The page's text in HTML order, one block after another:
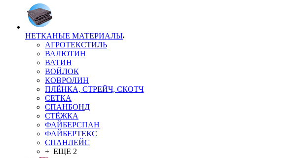
НЕТКАНЫЕ МАТЕРИАЛЫ
АГРОТЕКСТИЛЬ
ВАЛЮТИН
ВАТИН
ВОЙЛОК
КОВРОЛИН
ПЛЁНКА, СТРЕЙЧ, СКОТЧ
СЕТКА
СПАНБОНД
СТЁЖКА
ФАЙБЕРСПАН
ФАЙБЕРТЕКС
СПАНЛЕЙС
+ ЕЩЕ 2